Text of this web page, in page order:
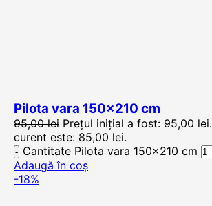
Pilota vara 150×210 cm
95,00lei Prețul inițial a fost: 95,00 lei.
curent este: 85,00 lei.
Cantitate Pilota vara 150x210 cm
Adaugă în coș
-18%